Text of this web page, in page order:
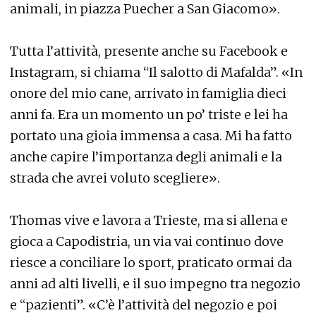
animali, in piazza Puecher a San Giacomo».
Tutta l’attività, presente anche su Facebook e
Instagram, si chiama “Il salotto di Mafalda”. «In
onore del mio cane, arrivato in famiglia dieci
anni fa. Era un momento un po’ triste e lei ha
portato una gioia immensa a casa. Mi ha fatto
anche capire l’importanza degli animali e la
strada che avrei voluto scegliere».
Thomas vive e lavora a Trieste, ma si allena e
gioca a Capodistria, un via vai continuo dove
riesce a conciliare lo sport, praticato ormai da
anni ad alti livelli, e il suo impegno tra negozio
e “pazienti”. «C’è l’attività del negozio e poi